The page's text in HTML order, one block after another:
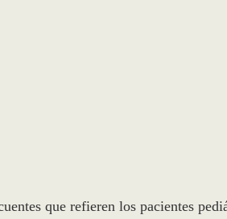
que refieren los pacientes